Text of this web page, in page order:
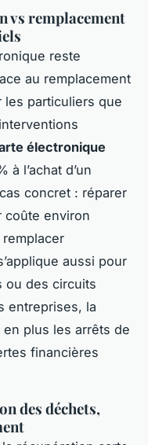
vs remplacement
reste
au remplacement
les particuliers que
électronique
l’achat d’un
concret : réparer
coûte environ
aussi pour
ou des circuits
entreprises, la
plus les arrêts de
financières
des déchets,